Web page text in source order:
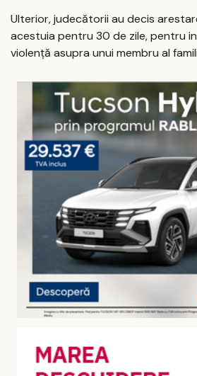
Ulterior, judecătorii au decis
acestuia pentru 30 de zile, pentru
violență asupra unui membru al